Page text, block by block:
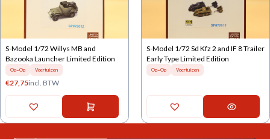
S-Model 1/72 Willys MB and
Bazooka Launcher Limited Edition
Op=Op Voertuigen
€27,75incl. BTW
S-Model 1/72 Sd Kfz 2 and IF 8 Trailer
Early Type Limited Edition
Op=Op Voertuigen